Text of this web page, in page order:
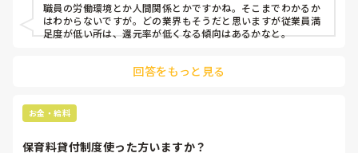
職員の労働環境とか人間関係とかですかね。そこまでわかるか
はわからないですが。どの業界もそうだと思いますが従業員満
足度が低い所は、還元率が低くなる傾向はあるかなと。
回答をもっと見る
お金・給料
保育料貸付制度使った方いますか？